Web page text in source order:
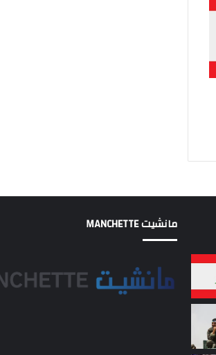
مانشيت MANCHETTE